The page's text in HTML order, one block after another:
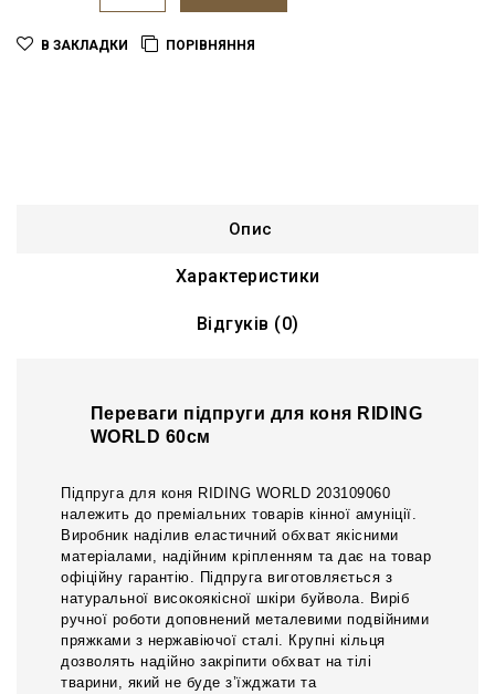
В ЗАКЛАДКИ ПОРІВНЯННЯ
Опис
Характеристики
Відгуків (0)
Переваги підпруги для коня RIDING
WORLD 60см
Підпруга для коня RIDING WORLD 203109060
належить до преміальних товарів кінної амуніції.
Виробник наділив еластичний обхват якісними
матеріалами, надійним кріпленням та дає на товар
офіційну гарантію. Підпруга виготовляється з
натуральної високоякісної шкіри буйвола. Виріб
ручної роботи доповнений металевими подвійними
пряжками з нержавіючої сталі. Крупні кільця
дозволять надійно закріпити обхват на тілі
тварини, який не буде з’їжджати та